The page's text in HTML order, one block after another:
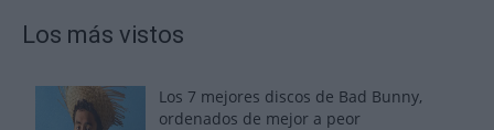
Los más vistos
Los 7 mejores discos de Bad Bunny,
ordenados de mejor a peor